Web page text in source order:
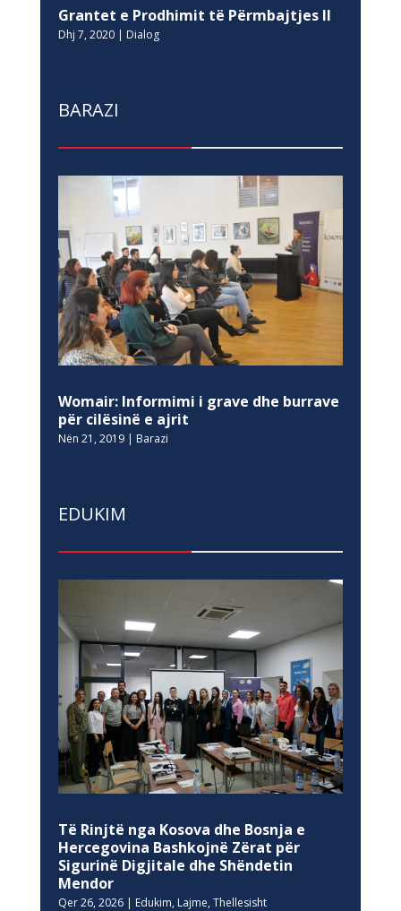
Grantet e Prodhimit të Përmbajtjes II
Dhj 7, 2020| Dialog
BARAZI
Womair: Informimi i grave dhe burrave
për cilësinë e ajrit
Nën 21, 2019| Barazi
EDUKIM
Të Rinjtë nga Kosova dhe Bosnja e
Hercegovina Bashkojnë Zërat për
Sigurinë Digjitale dhe Shëndetin
Mendor
Qer 26, 2026| Edukim, Lajme, Thellesisht